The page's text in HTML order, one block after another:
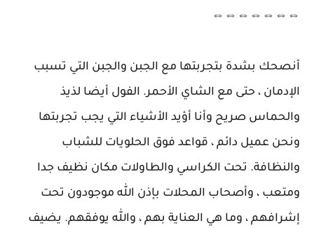
⇔⇔⇔⇔⇔⇔⇔
أنصحك بشدة بتجربتها مع الجبن والجبن التي تسبب
الإدمان ، حتى مع الشاي الأحمر. الفول أيضا لذيذ
والحماس صريح وأنا أؤيد الأشياء التي يجب تجربتها
ونحن عميل دائم ، قواعد فوق الحلويات للشباب
والنظافة. تحت الكراسي والطاولات مكان نظيف جدا
ومتعب ، وأصحاب المحلات بإذن الله موجودون تحت
إشرافهم ، وما هي العناية بهم ، والله يوفقهم. يضيف